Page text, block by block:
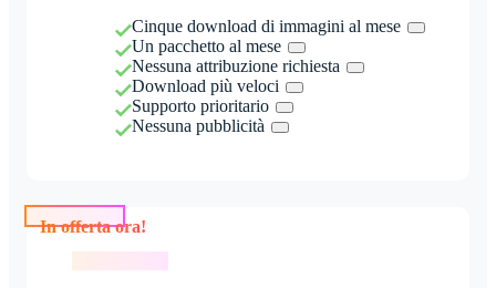
Cinque download di immagini al mese
Un pacchetto al mese
Nessuna attribuzione richiesta
Download più veloci
Supporto prioritario
Nessuna pubblicità